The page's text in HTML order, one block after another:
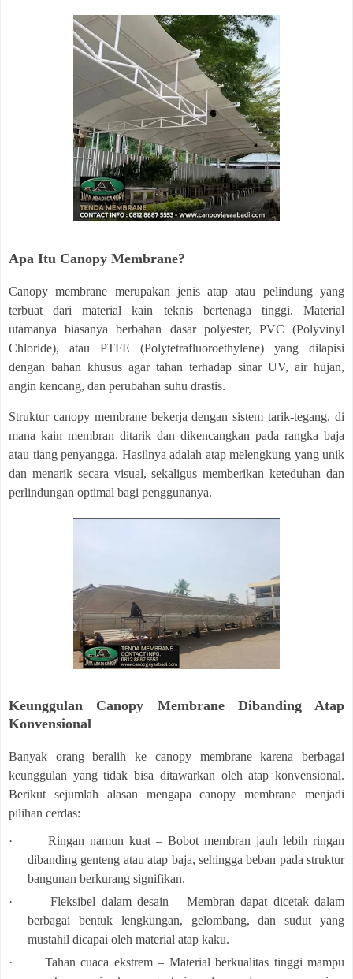
Apa Itu Canopy Membrane?
Canopy membrane merupakan jenis atap atau pelindung yang
terbuat dari material kain teknis bertenaga tinggi. Material
utamanya biasanya berbahan dasar polyester, PVC (Polyvinyl
Chloride), atau PTFE (Polytetrafluoroethylene) yang dilapisi
dengan bahan khusus agar tahan terhadap sinar UV, air hujan,
angin kencang, dan perubahan suhu drastis.
Struktur canopy membrane bekerja dengan sistem tarik-tegang, di
mana kain membran ditarik dan dikencangkan pada rangka baja
atau tiang penyangga. Hasilnya adalah atap melengkung yang unik
dan menarik secara visual, sekaligus memberikan keteduhan dan
perlindungan optimal bagi penggunanya.
Keunggulan Canopy Membrane Dibanding Atap
Konvensional
Banyak orang beralih ke canopy membrane karena berbagai
keunggulan yang tidak bisa ditawarkan oleh atap konvensional.
Berikut sejumlah alasan mengapa canopy membrane menjadi
pilihan cerdas:
·
Ringan namun kuat – Bobot membran jauh lebih ringan
dibanding genteng atau atap baja, sehingga beban pada struktur
bangunan berkurang signifikan.
·
Fleksibel dalam desain – Membran dapat dicetak dalam
berbagai bentuk lengkungan, gelombang, dan sudut yang
mustahil dicapai oleh material atap kaku.
·
Tahan cuaca ekstrem – Material berkualitas tinggi mampu